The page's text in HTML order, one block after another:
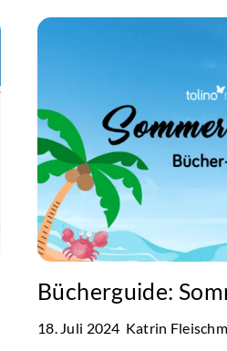
Bücherguide:
18. Juli 2024 Katrin